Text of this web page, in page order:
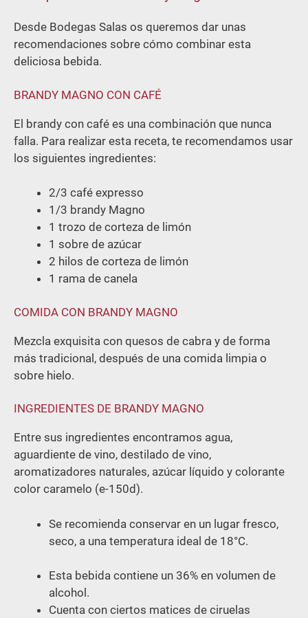
Desde Bodegas Salas os queremos dar unas
recomendaciones sobre cómo combinar esta
deliciosa bebida.
BRANDY MAGNO CON CAFÉ
El brandy con café es una combinación que nunca
falla. Para realizar esta receta, te recomendamos usar
los siguientes ingredientes:
2/3 café expresso
1/3 brandy Magno
1 trozo de corteza de limón
1 sobre de azúcar
2 hilos de corteza de limón
1 rama de canela
COMIDA CON BRANDY MAGNO
Mezcla exquisita con quesos de cabra y de forma
más tradicional, después de una comida limpia o
sobre hielo.
INGREDIENTES DE BRANDY MAGNO
Entre sus ingredientes encontramos agua,
aguardiente de vino, destilado de vino,
aromatizadores naturales, azúcar líquido y colorante
color caramelo (e-150d).
Se recomienda conservar en un lugar fresco,
seco, a una temperatura ideal de 18°C.
Esta bebida contiene un 36% en volumen de
alcohol.
Cuenta con ciertos matices de ciruelas